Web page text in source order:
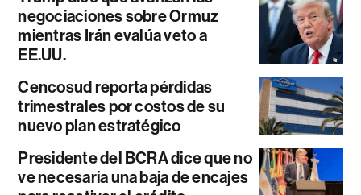
negociaciones sobre Ormuz
mientras Irán evalúa veto a
EE.UU.
Cencosud reporta pérdidas
trimestrales por costos de su
nuevo plan estratégico
Presidente del BCRA dice que no
ve necesaria una baja de encajes